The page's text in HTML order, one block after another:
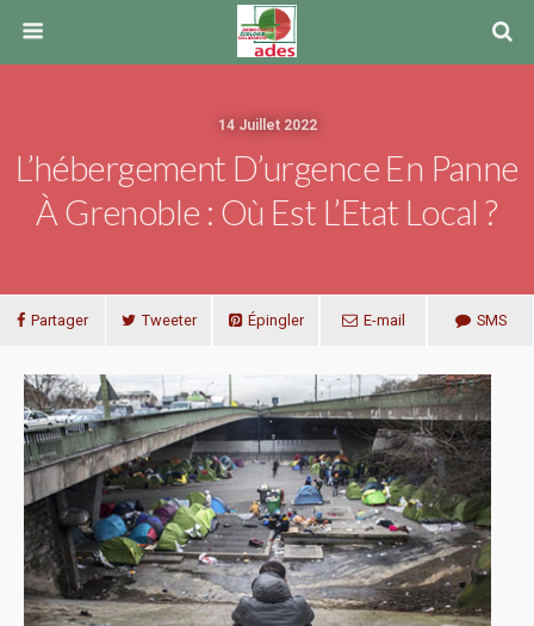
14 Juillet 2022
L’hébergement D’urgence En Panne
À Grenoble : Où Est L’Etat Local ?
Partager Tweeter Épingler E-mail SMS